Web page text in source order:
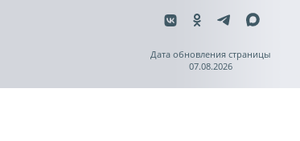
Дата обновления страницы
07.08.2026